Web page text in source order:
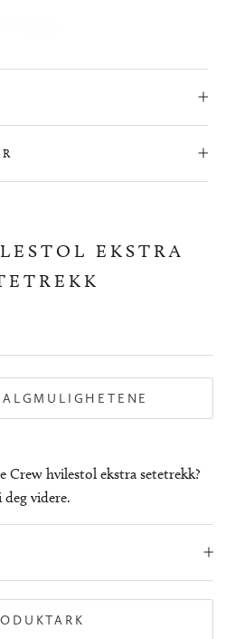
EKSTRA
Crew hvilestol ekstra setetrekk?
videre.